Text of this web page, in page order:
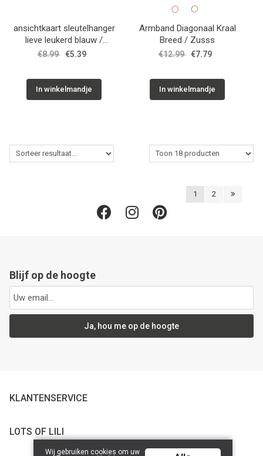
ansichtkaart sleutelhanger
lieve leukerd blauw /
Zusss
€8.99 €5.39
In winkelmandje
Armband Diagonaal Kraal
Breed / Zusss
€12.99 €7.79
In winkelmandje
1 2
Blijf op de hoogte
Ja, hou me op de hoogte
KLANTENSERVICE
LOTS OF LILI
Wij gebruiken cookies om uw